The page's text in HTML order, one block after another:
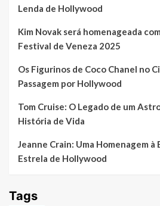
Lenda de Hollywood
Kim Novak será homenageada
Festival de Veneza 2025
Os Figurinos de Coco Chanel no
Passagem por Hollywood
Tom Cruise: O Legado de um
História de Vida
Jeanne Crain: Uma Homenagem
Estrela de Hollywood
Tags